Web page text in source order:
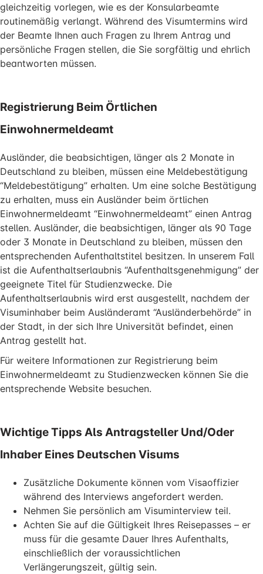
gleichzeitig vorlegen, wie es der Konsularbeamte
routinemäßig verlangt. Während des Visumtermins wird
der Beamte Ihnen auch Fragen zu Ihrem Antrag und
persönliche Fragen stellen, die Sie sorgfältig und ehrlich
beantworten müssen.
Registrierung Beim Örtlichen
Einwohnermeldeamt
Ausländer, die beabsichtigen, länger als 2 Monate in
Deutschland zu bleiben, müssen eine Meldebestätigung
“Meldebestätigung” erhalten. Um eine solche Bestätigung
zu erhalten, muss ein Ausländer beim örtlichen
Einwohnermeldeamt “Einwohnermeldeamt” einen Antrag
stellen. Ausländer, die beabsichtigen, länger als 90 Tage
oder 3 Monate in Deutschland zu bleiben, müssen den
entsprechenden Aufenthaltstitel besitzen. In unserem Fall
ist die Aufenthaltserlaubnis “Aufenthaltsgenehmigung” der
geeignete Titel für Studienzwecke. Die
Aufenthaltserlaubnis wird erst ausgestellt, nachdem der
Visuminhaber beim Ausländeramt “Ausländerbehörde” in
der Stadt, in der sich Ihre Universität befindet, einen
Antrag gestellt hat.
Für weitere Informationen zur Registrierung beim
Einwohnermeldeamt zu Studienzwecken können Sie die
entsprechende Website besuchen.
Wichtige Tipps Als Antragsteller Und/oder
Inhaber Eines Deutschen Visums
Zusätzliche Dokumente können vom Visaoffizier
während des Interviews angefordert werden.
Nehmen Sie persönlich am Visuminterview teil.
Achten Sie auf die Gültigkeit Ihres Reisepasses – er
muss für die gesamte Dauer Ihres Aufenthalts,
einschließlich der voraussichtlichen
Verlängerungszeit, gültig sein.